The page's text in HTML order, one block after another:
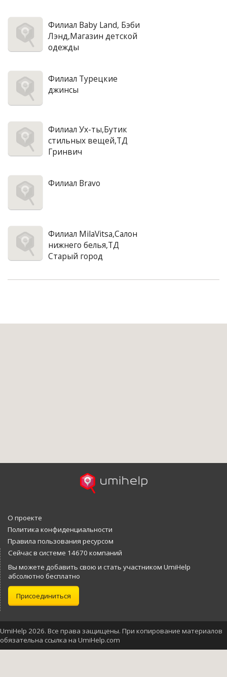
Филиал Baby Land, Бэби
Лэнд,Магазин детской
одежды
Филиал Турецкие
джинсы
Филиал Ух-ты,Бутик
стильных вещей,ТД
Гринвич
Филиал Bravo
Филиал MilaVitsa,Салон
нижнего белья,ТД
Старый город
О проекте
Политика конфиденциальности
Правила пользования ресурсом
Сейчас в системе 14670 компаний
Вы можете добавить свою и стать участником UmiHelp
абсолютно бесплатно
Присоединиться
UmiHelp 2026. Все права защищены. При копирование материалов
обязательна ссылка на UmiHelp.com